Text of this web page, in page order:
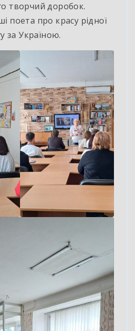
творчий доробок.
поета про красу рідної
за Україною.